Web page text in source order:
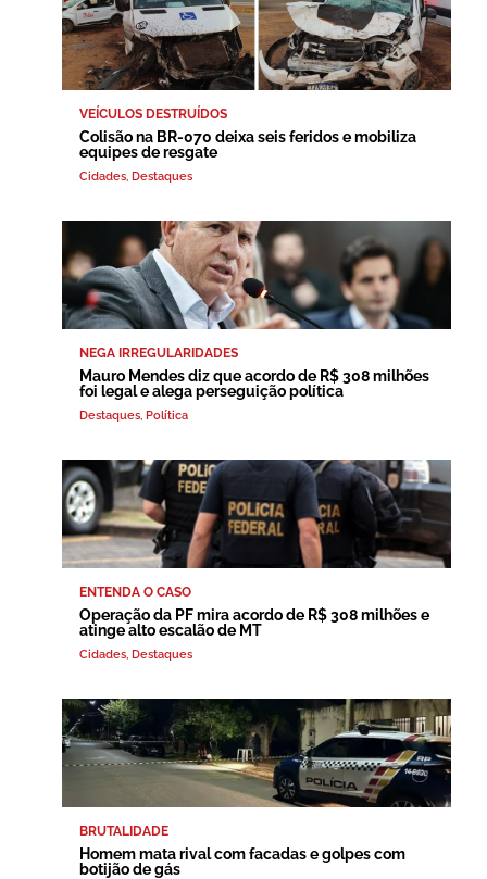
VEÍCULOS DESTRUÍDOS
Colisão na BR-070 deixa seis feridos e mobiliza
equipes de resgate
Cidades Destaques
NEGA IRREGULARIDADES
Mauro Mendes diz que acordo de R$ 308 milhões
foi legal e alega perseguição política
Destaques Política
ENTENDA O CASO
Operação da PF mira acordo de R$ 308 milhões e
atinge alto escalão de MT
Cidades Destaques
BRUTALIDADE
Homem mata rival com facadas e golpes com
botijão de gás